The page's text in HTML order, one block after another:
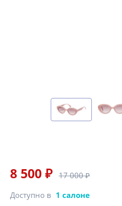
8 500 ₽ 17 000 ₽
Доступно в 1 салоне